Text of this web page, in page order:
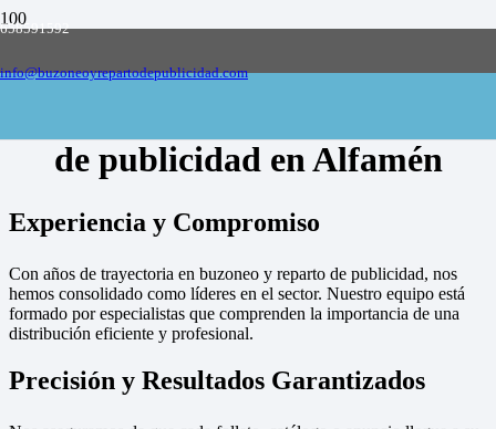
658591592
info@buzoneoyrepartodepublicidad.com
Empresa de buzoneo y reparto de publicidad
de publicidad en Alfamén
Experiencia y Compromiso
Con años de trayectoria en buzoneo y reparto de publicidad, nos
hemos consolidado como líderes en el sector. Nuestro equipo está
formado por especialistas que comprenden la importancia de una
distribución eficiente y profesional.
Precisión y Resultados Garantizados